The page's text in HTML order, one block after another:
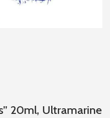
20ml, Ultramarine